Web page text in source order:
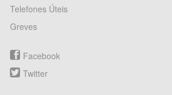
Telefones Úteis
Greves
Facebook
Twitter